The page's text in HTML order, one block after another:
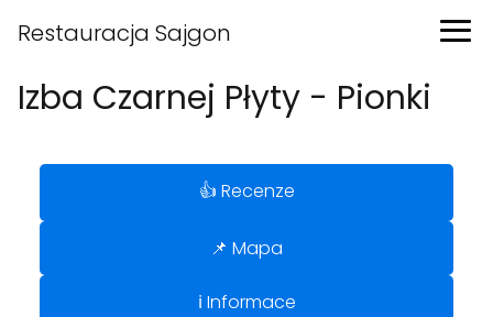
Restauracja Sajgon
Izba Czarnej Płyty - Pionki
👍 Recenze
📌 Mapa
ℹ️ Informace